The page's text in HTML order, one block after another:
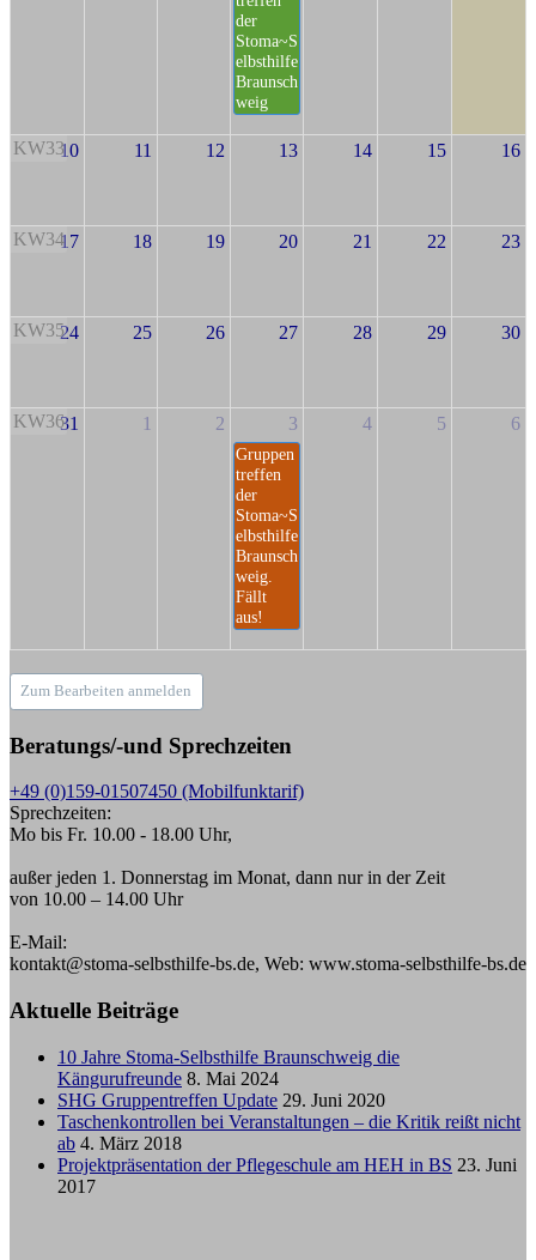
der
Stoma~S
elbsthilfe
Braunsch
weig
KW3310 11 12 13 14 15 16
KW3417 18 19 20 21 22 23
KW3524 25 26 27 28 29 30
KW3631 1 2 3
Gruppen
treffen
der
Stoma~S
elbsthilfe
Braunsch
weig.
Fällt
aus!
4 5 6
Zum Bearbeiten anmelden
Beratungs/-und Sprechzeiten
+49 (0)159-01507450 (Mobilfunktarif)
Sprechzeiten:
Mo bis Fr. 10.00 - 18.00 Uhr,
außer jeden 1. Donnerstag im Monat, dann nur in der Zeit
von 10.00 – 14.00 Uhr
E-Mail:
kontakt@stoma-selbsthilfe-bs.de, Web: www.stoma-selbsthilfe-bs.de
Aktuelle Beiträge
10 Jahre Stoma-Selbsthilfe Braunschweig die
Kängurufreunde 8. Mai 2024
SHG Gruppentreffen Update 29. Juni 2020
Taschenkontrollen bei Veranstaltungen – die Kritik reißt nicht
ab 4. März 2018
Projektpräsentation der Pflegeschule am HEH in BS 23. Juni
2017